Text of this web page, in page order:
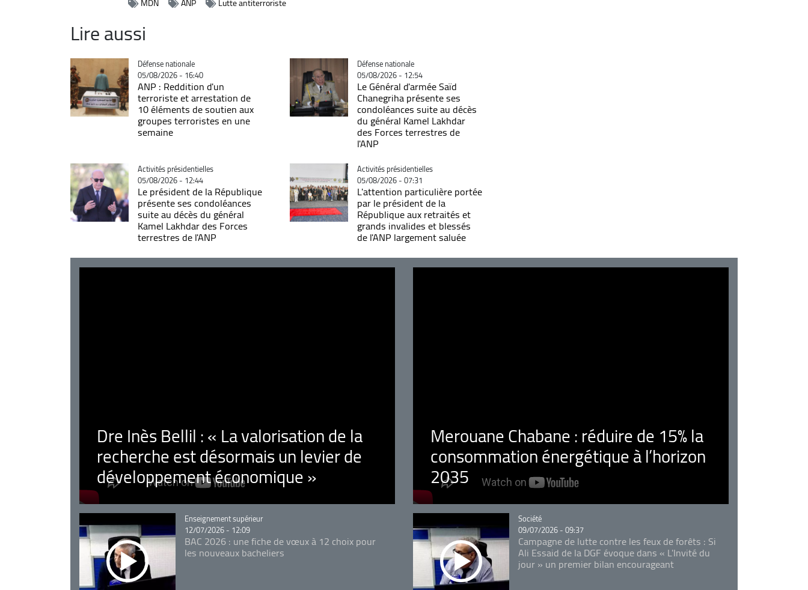
Lire aussi
Catégorie
Défense nationale
05/08/2026 - 16:40
ANP : Reddition d'un
terroriste et arrestation de
10 éléments de soutien aux
groupes terroristes en une
semaine
Catégorie
Défense nationale
05/08/2026 - 12:54
Le Général d'armée Saïd
Chanegriha présente ses
condoléances suite au décès
du général Kamel Lakhdar
des Forces terrestres de
l'ANP
Catégorie
Activités présidentielles
05/08/2026 - 12:44
Le président de la République
présente ses condoléances
suite au décès du général
Kamel Lakhdar des Forces
terrestres de l'ANP
Catégorie
Activités présidentielles
05/08/2026 - 07:31
L'attention particulière portée
par le président de la
République aux retraités et
grands invalides et blessés
de l'ANP largement saluée
Dre Inès Bellil : « La valorisation de la
recherche est désormais un levier de
développement économique »
Merouane Chabane : réduire de 15% la
consommation énergétique à l’horizon
2035
Catégorie
Enseignement supérieur
12/07/2026 - 12:09
BAC 2026 : une fiche de vœux à 12 choix pour
les nouveaux bacheliers
Catégorie
Société
09/07/2026 - 09:37
Campagne de lutte contre les feux de forêts : Si
Ali Essaid de la DGF évoque dans « L'Invité du
jour » un premier bilan encourageant